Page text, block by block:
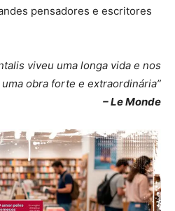
pensadores e escritores
viveu uma longa vida e nos
obra forte e extraordinária”
– Le Monde